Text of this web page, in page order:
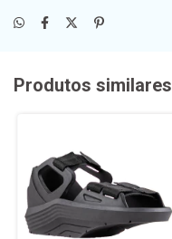
Produtos similares